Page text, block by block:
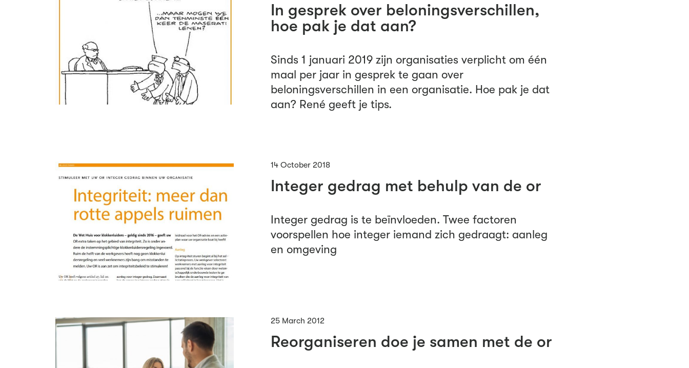
In gesprek over beloningsverschillen,
hoe pak je dat aan?
Sinds 1 januari 2019 zijn organisaties verplicht om één
maal per jaar in gesprek te gaan over
beloningsverschillen in een organisatie. Hoe pak je dat
aan? René geeft je tips.
14 October 2018
Integer gedrag met behulp van de or
Integer gedrag is te beïnvloeden. Twee factoren
voorspellen hoe integer iemand zich gedraagt: aanleg
en omgeving
25 March 2012
Reorganiseren doe je samen met de or